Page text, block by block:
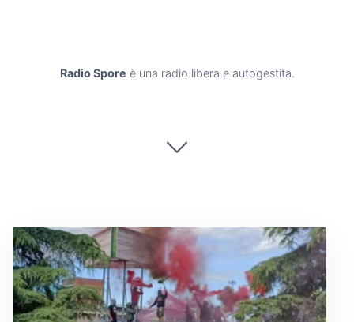
Radio Spore è una radio libera e autogestita.